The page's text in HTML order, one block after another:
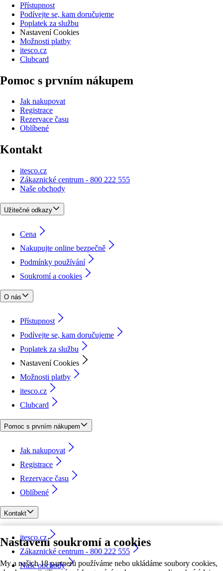
Nastavení soukromí a cookies
My a našich 18 partnerů používáme nebo ukládáme soubory cookies,
Přístupnost
Podívejte se, kam doručujeme
Poplatek za službu
Nastavení Cookies
Možnosti platby
itesco.cz
Clubcard
Pomoc s prvním nákupem
Jak nakupovat
Registrace
Rezervace času
Oblíbené
Kontakt
itesco.cz
Zákaznické centrum - 800 222 555
Naše obchody
Užitečné odkazy
Cena
Nakupujte online bezpečně
Podmínky používání
Soukromí a cookies
O nás
Přístupnost
Podívejte se, kam doručujeme
Poplatek za službu
Nastavení Cookies
Možnosti platby
itesco.cz
Clubcard
Pomoc s prvním nákupem
Jak nakupovat
Registrace
Rezervace času
Oblíbené
Kontakt
itesco.cz
Zákaznické centrum - 800 222 555
Naše obchody